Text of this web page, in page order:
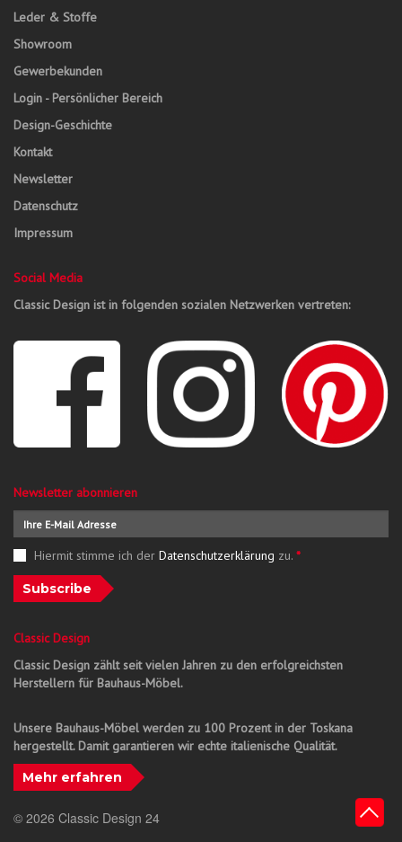
Leder & Stoffe
Showroom
Gewerbekunden
Login - Persönlicher Bereich
Design-Geschichte
Kontakt
Newsletter
Datenschutz
Impressum
Social Media
Classic Design ist in folgenden sozialen Netzwerken vertreten:
Newsletter abonnieren
Hiermit stimme ich der Datenschutzerklärung zu. *
Subscribe
Classic Design
Classic Design zählt seit vielen Jahren zu den erfolgreichsten
Herstellern für Bauhaus-Möbel.
Unsere Bauhaus-Möbel werden zu 100 Prozent in der Toskana
hergestellt. Damit garantieren wir echte italienische Qualität.
Mehr erfahren
© 2026 Classic Design 24